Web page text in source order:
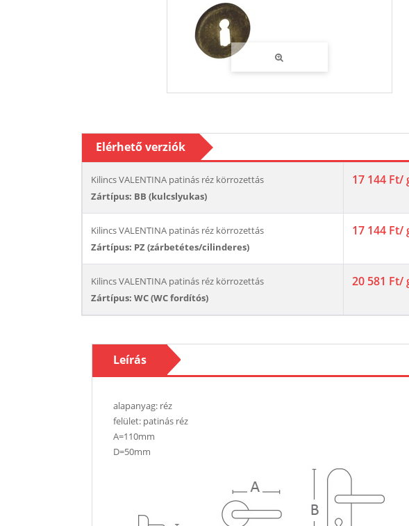
Elérhető verziók
Kilincs VALENTINA patinás réz körrozettás
Zártípus: BB (kulcslyukas)
17 144 Ft/
Kilincs VALENTINA patinás réz körrozettás
Zártípus: PZ (zárbetétes/cilinderes)
17 144 Ft/
Kilincs VALENTINA patinás réz körrozettás
Zártípus: WC (WC fordítós)
20 581 Ft/
Leírás
alapanyag: réz
felület: patinás réz
A=110mm
D=50mm